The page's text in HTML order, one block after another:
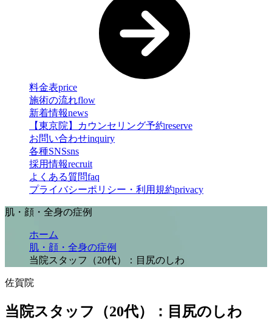
料金表price
施術の流れflow
新着情報news
【東京院】カウンセリング予約reserve
お問い合わせinquiry
各種SNSsns
採用情報recruit
よくある質問faq
プライバシーポリシー・利用規約privacy
肌・顔・全身の症例
ホーム
肌・顔・全身の症例
当院スタッフ（20代）：目尻のしわ
佐賀院
当院スタッフ（20代）：目尻のしわ